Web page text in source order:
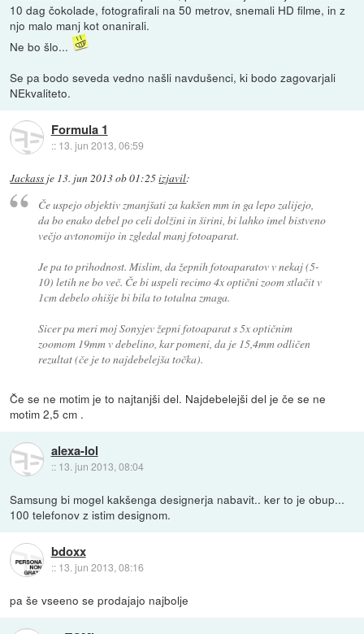
10 dag čokolade, fotografirali na 50 metrov, snemali HD filme, in z
njo malo manj kot onanirali.
Ne bo šlo...
Se pa bodo seveda vedno našli navdušenci, ki bodo zagovarjali
NEkvaliteto.
Formula 1
:: 13. jun 2013, 06:59
Jackass je 13. jun 2013 ob 01:25izjavil:
Če uspejo objektiv zmanjšati za kakšen mm in ga lepo zalijejo,
da bo enako debel po celi dolžini in širini, bi lahko imel bistveno
večjo avtonomijo in zgledal manj fotoaparat.
Je pa to prihodnost. Mislim, da žepnih fotoaparatov v nekaj (5-
10) letih ne bo več. Če bi uspeli recimo 4x optični zoom stlačit v
1cm debelo ohišje bi bila to totalna zmaga.
Sicer pa meri moj Sonyjev žepni fotoaparat s 5x optičnim
zoomom 19mm v debelino, kar pomeni, da je 15,4mm odličen
rezultat (če je to najdebelejša točka).
Če se ne motim je to najtanjši del. Najdebelejši del je če se ne
motim 2,5 cm .
alexa-lol
:: 13. jun 2013, 08:04
Samsung bi mogel kakšenga designerja nabavit.. ker to je obup...
100 telefonov z istim designom.
bdoxx
:: 13. jun 2013, 08:16
pa še vseeno se prodajajo najbolje